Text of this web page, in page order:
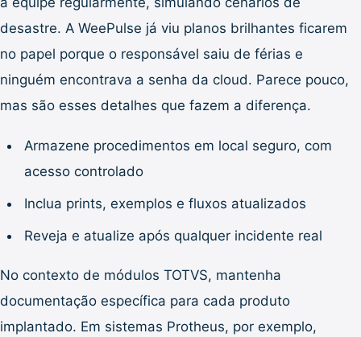
desastre. A WeePulse já viu planos brilhantes ficarem
no papel porque o responsável saiu de férias e
ninguém encontrava a senha da cloud. Parece pouco,
mas são esses detalhes que fazem a diferença.
Armazene procedimentos em local seguro, com
acesso controlado
Inclua prints, exemplos e fluxos atualizados
Reveja e atualize após qualquer incidente real
No contexto de módulos TOTVS, mantenha
documentação específica para cada produto
implantado. Em sistemas Protheus, por exemplo,